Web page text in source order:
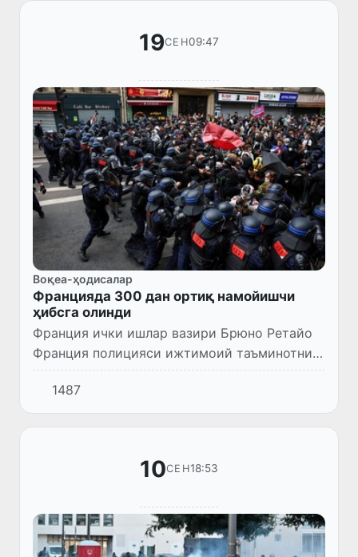
19СЕН09:47
Воқеа-ҳодисалар
Францияда 300 дан ортиқ намойишчи
ҳибсга олинди
Франция ички ишлар вазири Брюно Ретайо
Франция полицияси ижтимоий таъминотни
қисқартиришга қарши 309 намойишчи
ҳибсга олинганини маълум қилди, бу ҳақда
BFMTV телеканали хабар берди...
1487
10СЕН18:53